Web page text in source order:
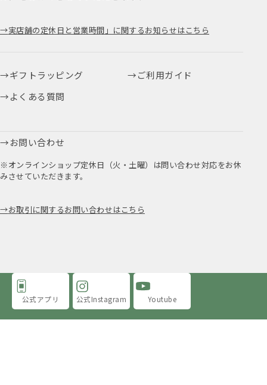
実店舗の定休日と営業時間」に関するお知らせはこちら
ギフトラッピング
ご利用ガイド
よくある質問
お問い合わせ
※オンラインショップ定休日（火・土曜）は問い合わせ対応をお休
みさせていただきます。
お取引に関するお問い合わせはこちら
公式アプリ 公式Instagram Youtube